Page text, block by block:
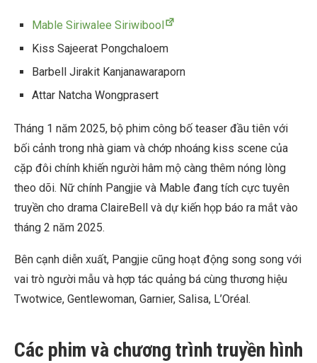
Mable Siriwalee Siriwibool
Kiss Sajeerat Pongchaloem
Barbell Jirakit Kanjanawaraporn
Attar Natcha Wongprasert
Tháng 1 năm 2025, bộ phim công bố teaser đầu tiên với
bối cảnh trong nhà giam và chớp nhoáng kiss scene của
cặp đôi chính khiến người hâm mộ càng thêm nóng lòng
theo dõi. Nữ chính Pangjie và Mable đang tích cực tuyên
truyền cho drama ClaireBell và dự kiến họp báo ra mắt vào
tháng 2 năm 2025.
Bên cạnh diễn xuất, Pangjie cũng hoạt động song song với
vai trò người mẫu và hợp tác quảng bá cùng thương hiệu
Twotwice, Gentlewoman, Garnier, Salisa, L’Oréal.
Các phim và chương trình truyền hình